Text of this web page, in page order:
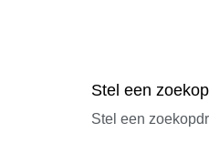
Stel een
Stel een